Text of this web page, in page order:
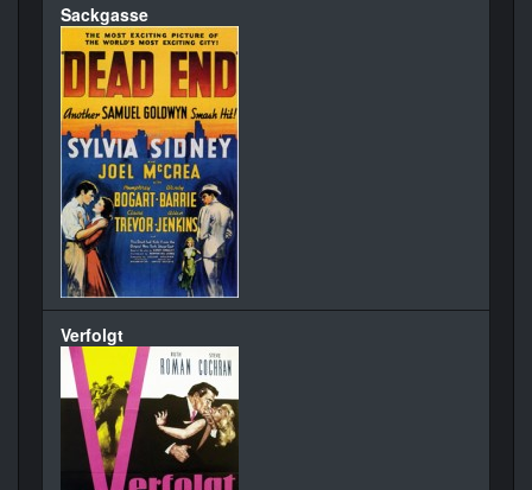
Sackgasse
Verfolgt